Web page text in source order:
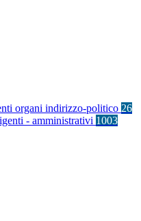
organi indirizzo-politico 26
- amministrativi 1003